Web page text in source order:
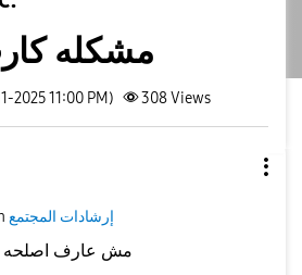
مشكله
2025 11:00 PM) 308Views
إرشادات المجتمع